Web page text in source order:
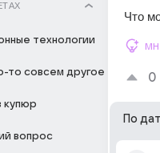
технологии
то совсем другое
купюр
вопрос
Что
0
По